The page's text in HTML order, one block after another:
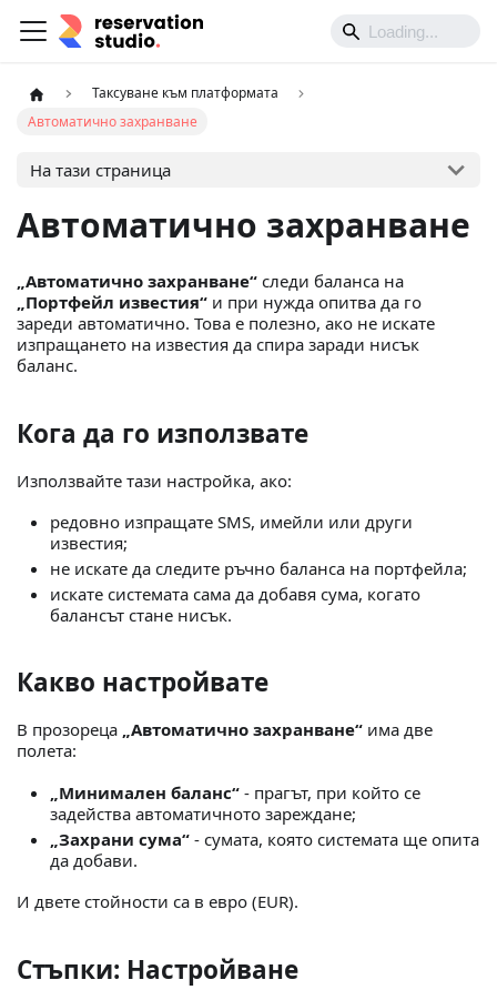
Таксуване към платформата
Автоматично захранване
На тази страница
Автоматично захранване
„Автоматично захранване“ следи баланса на
„Портфейл известия“ и при нужда опитва да го
зареди автоматично. Това е полезно, ако не искате
изпращането на известия да спира заради нисък
баланс.
Кога да го използвате
Използвайте тази настройка, ако:
редовно изпращате SMS, имейли или други
известия;
не искате да следите ръчно баланса на портфейла;
искате системата сама да добавя сума, когато
балансът стане нисък.
Какво настройвате
В прозореца „Автоматично захранване“ има две
полета:
„Минимален баланс“ - прагът, при който се
задейства автоматичното зареждане;
„Захрани сума“ - сумата, която системата ще опита
да добави.
И двете стойности са в евро (EUR).
Стъпки: Настройване